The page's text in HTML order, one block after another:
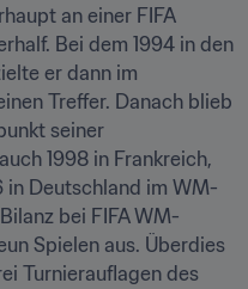
an einer FIFA
Bei dem 1994 in den
er dann im
Treffer. Danach blieb
seiner
1998 in Frankreich,
Deutschland im WM-
bei FIFA WM-
Spielen aus. Überdies
Turnierauflagen des